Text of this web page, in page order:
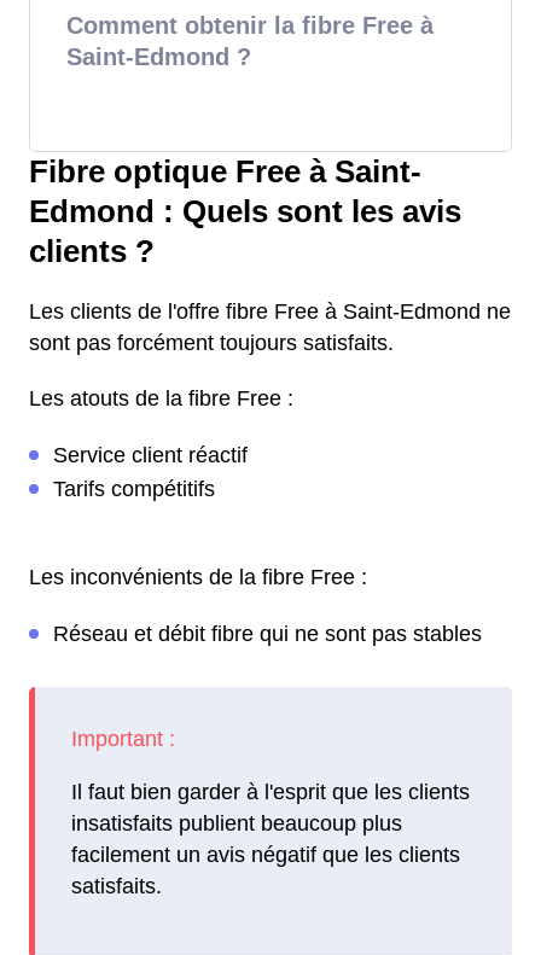
Comment obtenir la fibre Free à
Saint-Edmond ?
Fibre optique Free à Saint-
Edmond : Quels sont les avis
clients ?
Les clients de l'offre fibre Free à Saint-Edmond ne
sont pas forcément toujours satisfaits.
Les atouts de la fibre Free :
Service client réactif
Tarifs compétitifs
Les inconvénients de la fibre Free :
Réseau et débit fibre qui ne sont pas stables
Il faut bien garder à l'esprit que les clients
insatisfaits publient beaucoup plus
facilement un avis négatif que les clients
satisfaits.